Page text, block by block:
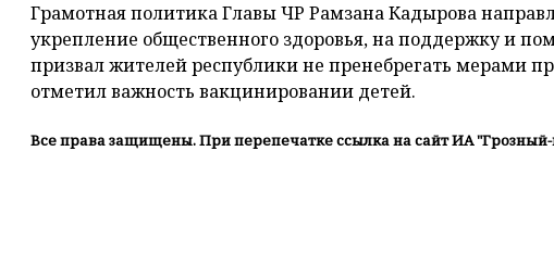
Грамотная политика Главы ЧР Рамзана Кадырова
укрепление общественного здоровья, на поддержку и
призвал жителей республики не пренебрегать мерами
отметил важность вакцинировании детей.
Все права защищены. При перепечатке ссылка на сайт ИА